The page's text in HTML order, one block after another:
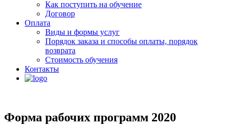
Как поступить на обучение
Договор
Оплата
Виды и формы услуг
Порядок заказа и способы оплаты, порядок
возврата
Стоимость обучения
Контакты
Форма рабочих программ 2020